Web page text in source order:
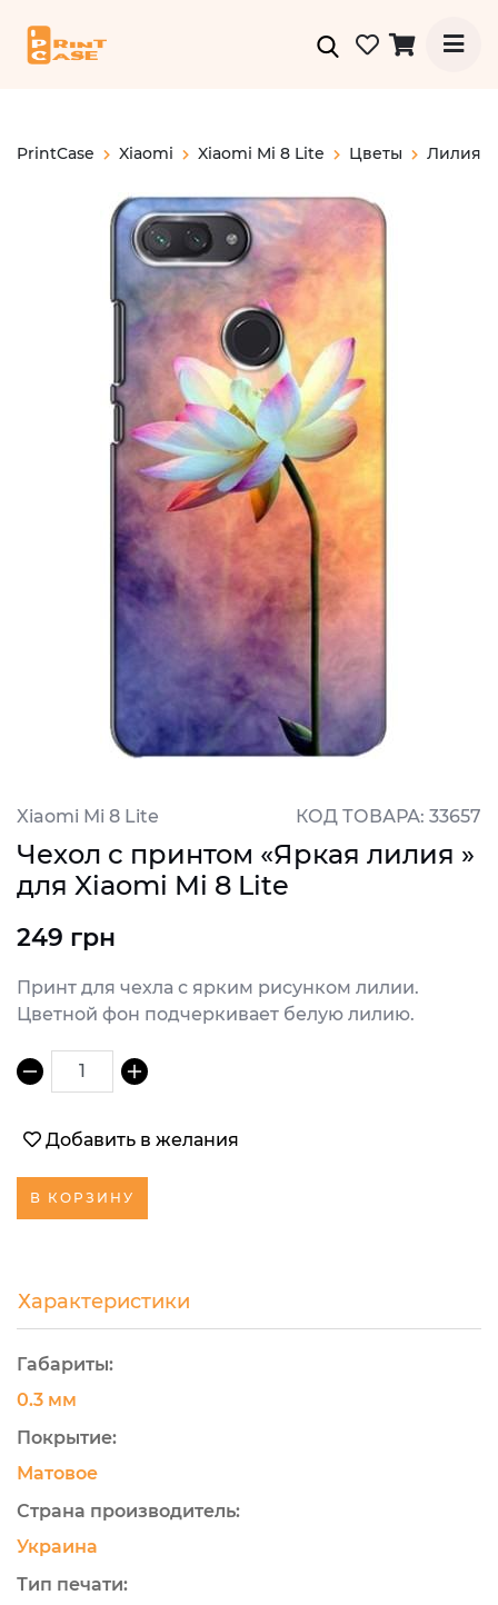
PrintCase Xiaomi Xiaomi Mi 8 Lite Цветы Лилия
Xiaomi Mi 8 Lite КОД ТОВАРА: 33657
Чехол с принтом «Яркая лилия »
для Xiaomi Mi 8 Lite
249 грн
Принт для чехла с ярким рисунком лилии.
Цветной фон подчеркивает белую лилию.
1
Добавить в желания
В КОРЗИНУ
Характеристики
Габариты:
0.3 мм
Покрытие:
Матовое
Страна производитель:
Украина
Тип печати: